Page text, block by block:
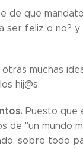
de que
ser feliz o no?
muchas
hij@s:
Puesto que
de "un mundo
sobre todo